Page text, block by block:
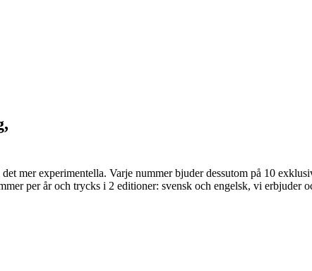
mer experimentella. Varje nummer bjuder dessutom på 10
per år och trycks i 2 editioner: svensk och engelsk, vi erbjuder